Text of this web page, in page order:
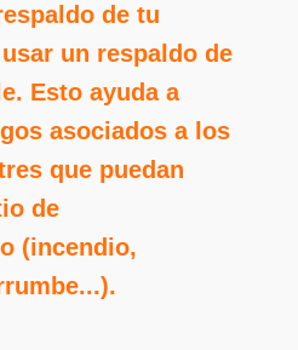
de tu
un respaldo de
Esto ayuda a
asociados a los
que puedan
de
(incendio,